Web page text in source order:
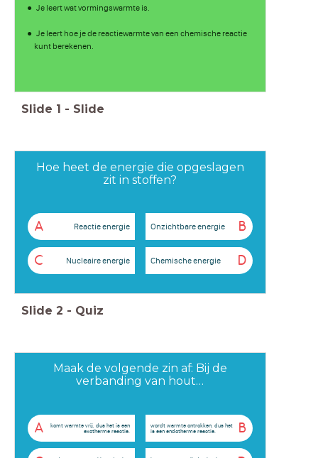
Je leert wat vormingswarmte is.
Je leert hoe je de reactiewarmte van een chemische reactie
kunt berekenen.
Slide 1 - Slide
Hoe heet de energie die opgeslagen
zit in stoffen?
A Reactie energie B
Onzichtbare energie
C Nucleaire energie D
Chemische energie
Slide 2 - Quiz
Maak de volgende zin af: Bij de
verbanding van hout…
A
komt warmte vrij, dus het is een
exotherme reactie.
B
wordt warmte ontrokken, dus het
is een endotherme reactie.